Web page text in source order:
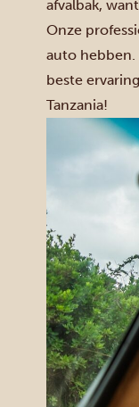
afvalbak,
Onze
auto
beste
Tanzania!